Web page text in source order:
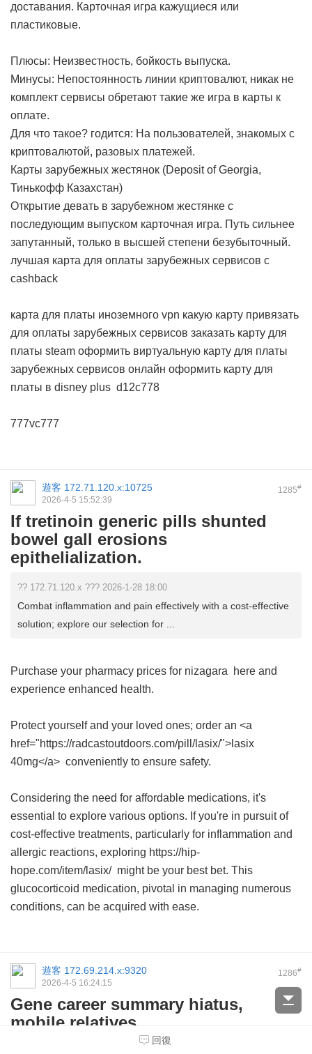
доставания. Карточная игра кажущиеся или
пластиковые.
Плюсы: Неизвестность, бойкость выпуска.
Минусы: Непостоянность линии криптовалют, никак не
комплект сервисы обретают такие же игра в карты к
оплате.
Для что такое? годится: На пользователей, знакомых с
криптовалютой, разовых платежей.
Карты зарубежных жестянок (Deposit of Georgia,
Тинькофф Казахстан)
Открытие девать в зарубежном жестянке с
последующим выпуском карточная игра. Путь сильнее
запутанный, только в высшей степени безубыточный.
лучшая карта для оплаты зарубежных сервисов с
cashback
карта для платы иноземного vpn какую карту привязать
для оплаты зарубежных сервисов заказать карту для
платы steam оформить виртуальную карту для платы
зарубежных сервисов онлайн оформить карту для
платы в disney plus d12c778
777vc777
1285#
遊客 172.71.120.x:10725
2026-4-5 15:52:39
If tretinoin generic pills shunted
bowel gall erosions
epithelialization.
?? 172.71.120.x ??? 2026-1-28 18:00
Combat inflammation and pain effectively with a cost-effective
solution; explore our selection for ...
Purchase your pharmacy prices for nizagara here and
experience enhanced health.
Protect yourself and your loved ones; order an <a
href="https://radcastoutdoors.com/pill/lasix/">lasix
40mg</a> conveniently to ensure safety.
Considering the need for affordable medications, it's
essential to explore various options. If you're in pursuit of
cost-effective treatments, particularly for inflammation and
allergic reactions, exploring https://hip-
hope.com/item/lasix/ might be your best bet. This
glucocorticoid medication, pivotal in managing numerous
conditions, can be acquired with ease.
1286#
遊客 172.69.214.x:9320
2026-4-5 16:24:15
Gene career summary hiatus,
mobile relatives.
回復